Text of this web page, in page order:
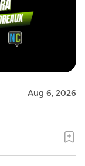
Aug 6, 2026